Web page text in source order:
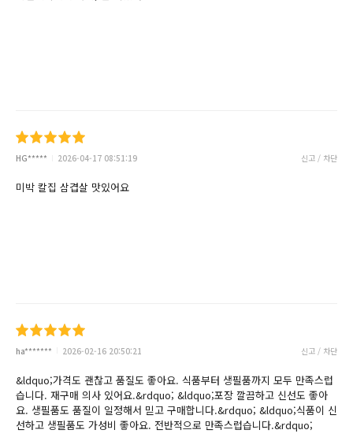
HG***** 2026-04-17 08:51:19 신고 / 차단
미박 칼집 삼겹살 맛있어요
ha******* 2026-02-16 20:50:21 신고 / 차단
&ldquo;가격도 괜찮고 품질도 좋아요. 식품부터 생필품까지 모두 만족스럽
습니다. 재구매 의사 있어요.&rdquo; &ldquo;포장 깔끔하고 신선도 좋아
요. 생필품도 품질이 일정해서 믿고 구매합니다.&rdquo; &ldquo;식품이 신
선하고 생필품도 가성비 좋아요. 전반적으로 만족스럽습니다.&rdquo;